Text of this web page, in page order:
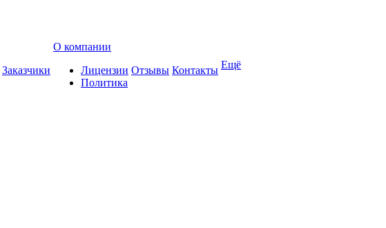
Заказчики
О компании
Лицензии
Политика
Отзывы Контакты Ещё